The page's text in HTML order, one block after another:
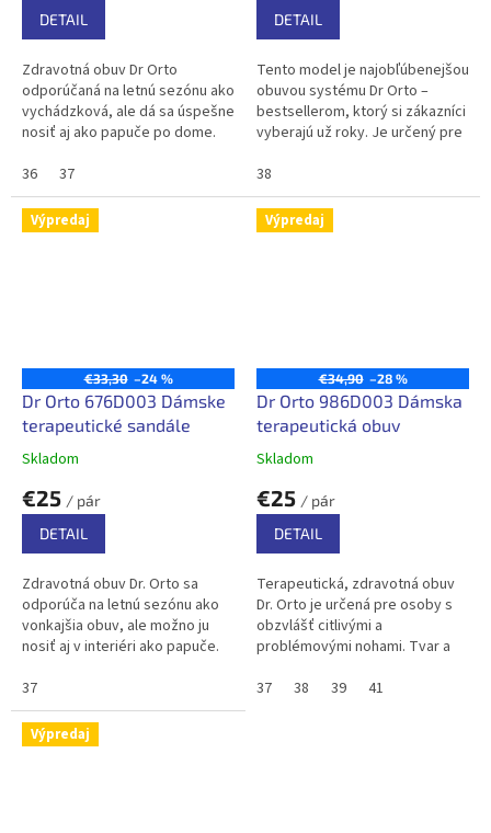
DETAIL
Zdravotná obuv Dr Orto
odporúčaná na letnú sezónu ako
vychádzková, ale dá sa úspešne
nosiť aj ako papuče po dome.
vysokokvalitných látok, môžu ju
používať...
36 37
DETAIL
Tento model je najobľúbenejšou
obuvou systému Dr Orto –
bestsellerom, ktorý si zákazníci
vyberajú už roky. Je určený pre
citlivými nohami, ktorí...
38
Výpredaj
€33,30 –24 %
Dr Orto 676D003 Dámske
terapeutické sandále
Skladom
€25 / pár
DETAIL
Zdravotná obuv Dr. Orto sa
odporúča na letnú sezónu ako
vonkajšia obuv, ale možno ju
nosiť aj v interiéri ako papuče.
kvalitných tkanín a je vhodná...
37
Výpredaj
€34,90 –28 %
Dr Orto 986D003 Dámska
terapeutická obuv
Skladom
€25 / pár
DETAIL
Terapeutická, zdravotná obuv
Dr. Orto je určená pre osoby s
obzvlášť citlivými a
problémovými nohami. Tvar a
prispôsobené potrebám nôh
37 38 39 41
Výpredaj